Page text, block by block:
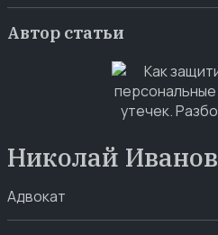
Автор статьи
Николай Иванов
Адвокат